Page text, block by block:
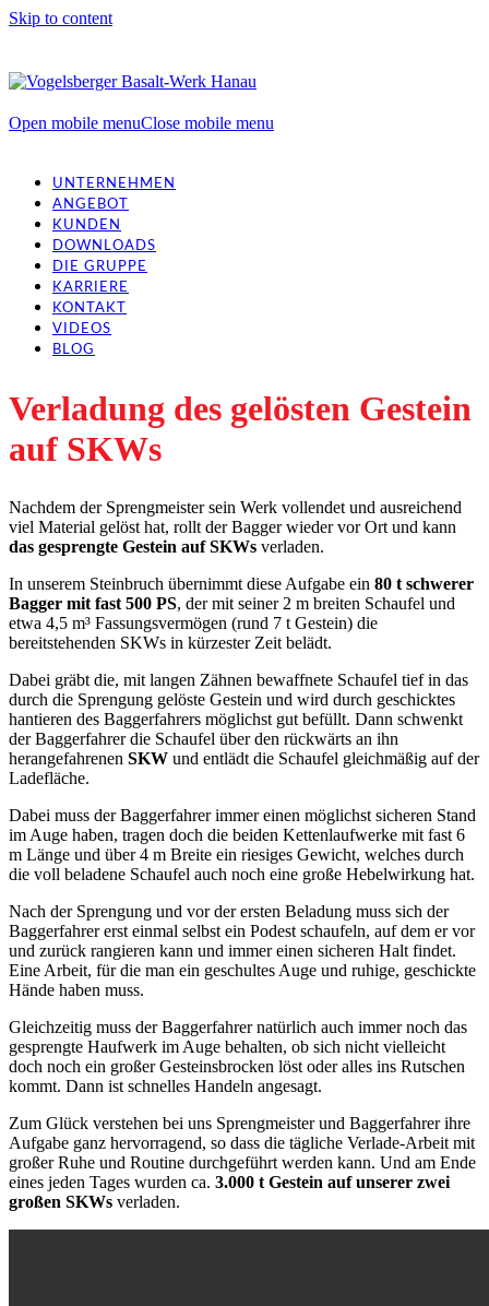
Skip to content
Open mobile menuClose mobile menu
UNTERNEHMEN
ANGEBOT
KUNDEN
DOWNLOADS
DIE GRUPPE
KARRIERE
KONTAKT
VIDEOS
BLOG
Verladung des gelösten Gestein
auf SKWs
Nachdem der Sprengmeister sein Werk vollendet und ausreichend
viel Material gelöst hat, rollt der Bagger wieder vor Ort und kann
das gesprengte Gestein auf SKWs verladen.
In unserem Steinbruch übernimmt diese Aufgabe ein 80 t schwerer
Bagger mit fast 500 PS, der mit seiner 2 m breiten Schaufel und
etwa 4,5 m³ Fassungsvermögen (rund 7 t Gestein) die
bereitstehenden SKWs in kürzester Zeit belädt.
Dabei gräbt die, mit langen Zähnen bewaffnete Schaufel tief in das
durch die Sprengung gelöste Gestein und wird durch geschicktes
hantieren des Baggerfahrers möglichst gut befüllt. Dann schwenkt
der Baggerfahrer die Schaufel über den rückwärts an ihn
herangefahrenen SKW und entlädt die Schaufel gleichmäßig auf der
Ladefläche.
Dabei muss der Baggerfahrer immer einen möglichst sicheren Stand
im Auge haben, tragen doch die beiden Kettenlaufwerke mit fast 6
m Länge und über 4 m Breite ein riesiges Gewicht, welches durch
die voll beladene Schaufel auch noch eine große Hebelwirkung hat.
Nach der Sprengung und vor der ersten Beladung muss sich der
Baggerfahrer erst einmal selbst ein Podest schaufeln, auf dem er vor
und zurück rangieren kann und immer einen sicheren Halt findet.
Eine Arbeit, für die man ein geschultes Auge und ruhige, geschickte
Hände haben muss.
Gleichzeitig muss der Baggerfahrer natürlich auch immer noch das
gesprengte Haufwerk im Auge behalten, ob sich nicht vielleicht
doch noch ein großer Gesteinsbrocken löst oder alles ins Rutschen
kommt. Dann ist schnelles Handeln angesagt.
Zum Glück verstehen bei uns Sprengmeister und Baggerfahrer ihre
Aufgabe ganz hervorragend, so dass die tägliche Verlade-Arbeit mit
großer Ruhe und Routine durchgeführt werden kann. Und am Ende
eines jeden Tages wurden ca. 3.000 t Gestein auf unserer zwei
großen SKWs verladen.